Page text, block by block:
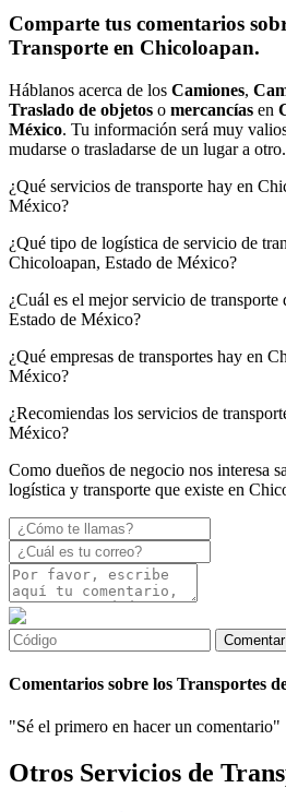
Comparte tus comentarios
Transporte en Chicoloapan.
Háblanos acerca de los Camiones,
Traslado de objetos o mercancías en
México. Tu información será muy
mudarse o trasladarse de un lugar a otro.
¿Qué servicios de transporte hay en
México?
¿Qué tipo de logística de servicio de
Chicoloapan, Estado de México?
¿Cuál es el mejor servicio de transporte
Estado de México?
¿Qué empresas de transportes hay en
México?
¿Recomiendas los servicios de
México?
Como dueños de negocio nos interesa
logística y transporte que existe en
Comentarios sobre los Transportes
"Sé el primero en hacer un comentario"
Otros Servicios de